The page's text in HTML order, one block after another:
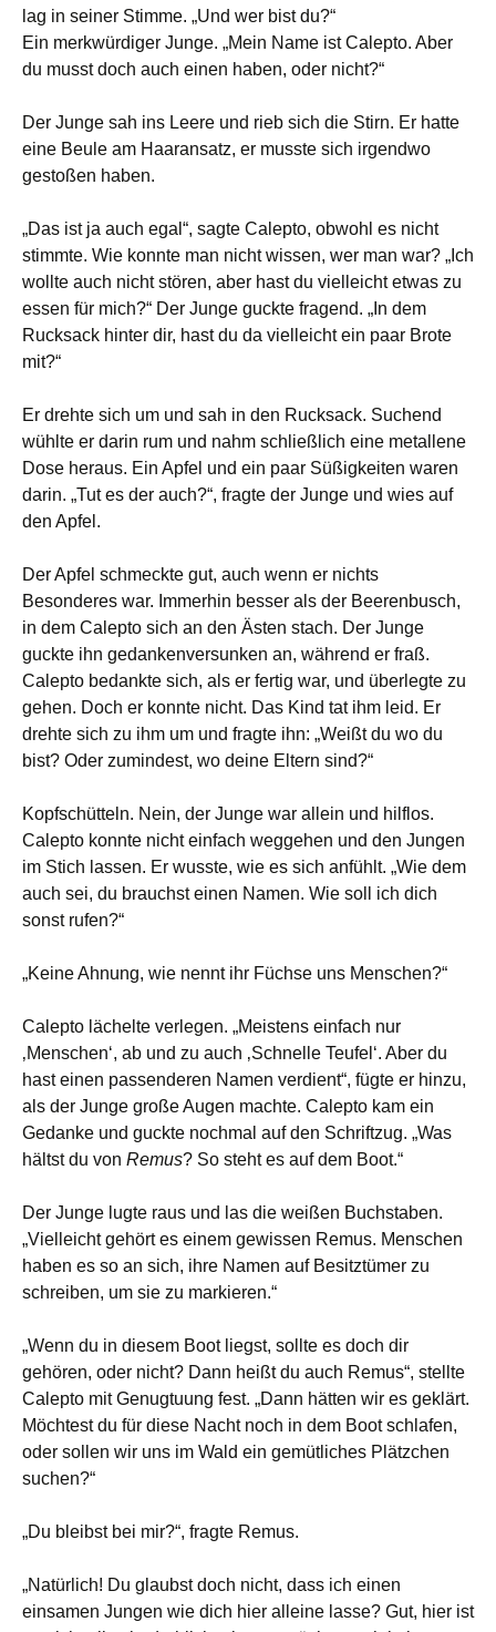
lag in seiner Stimme. „Und wer bist du?“
Ein merkwürdiger Junge. „Mein Name ist Calepto. Aber
du musst doch auch einen haben, oder nicht?“
Der Junge sah ins Leere und rieb sich die Stirn. Er hatte
eine Beule am Haaransatz, er musste sich irgendwo
gestoßen haben.
„Das ist ja auch egal“, sagte Calepto, obwohl es nicht
stimmte. Wie konnte man nicht wissen, wer man war? „Ich
wollte auch nicht stören, aber hast du vielleicht etwas zu
essen für mich?“ Der Junge guckte fragend. „In dem
Rucksack hinter dir, hast du da vielleicht ein paar Brote
mit?“
Er drehte sich um und sah in den Rucksack. Suchend
wühlte er darin rum und nahm schließlich eine metallene
Dose heraus. Ein Apfel und ein paar Süßigkeiten waren
darin. „Tut es der auch?“, fragte der Junge und wies auf
den Apfel.
Der Apfel schmeckte gut, auch wenn er nichts
Besonderes war. Immerhin besser als der Beerenbusch,
in dem Calepto sich an den Ästen stach. Der Junge
guckte ihn gedankenversunken an, während er fraß.
Calepto bedankte sich, als er fertig war, und überlegte zu
gehen. Doch er konnte nicht. Das Kind tat ihm leid. Er
drehte sich zu ihm um und fragte ihn: „Weißt du wo du
bist? Oder zumindest, wo deine Eltern sind?“
Kopfschütteln. Nein, der Junge war allein und hilflos.
Calepto konnte nicht einfach weggehen und den Jungen
im Stich lassen. Er wusste, wie es sich anfühlt. „Wie dem
auch sei, du brauchst einen Namen. Wie soll ich dich
sonst rufen?“
„Keine Ahnung, wie nennt ihr Füchse uns Menschen?“
Calepto lächelte verlegen. „Meistens einfach nur
‚Menschen‘, ab und zu auch ‚Schnelle Teufel‘. Aber du
hast einen passenderen Namen verdient“, fügte er hinzu,
als der Junge große Augen machte. Calepto kam ein
Gedanke und guckte nochmal auf den Schriftzug. „Was
hältst du von Remus? So steht es auf dem Boot.“
Der Junge lugte raus und las die weißen Buchstaben.
„Vielleicht gehört es einem gewissen Remus. Menschen
haben es so an sich, ihre Namen auf Besitztümer zu
schreiben, um sie zu markieren.“
„Wenn du in diesem Boot liegst, sollte es doch dir
gehören, oder nicht? Dann heißt du auch Remus“, stellte
Calepto mit Genugtuung fest. „Dann hätten wir es geklärt.
Möchtest du für diese Nacht noch in dem Boot schlafen,
oder sollen wir uns im Wald ein gemütliches Plätzchen
suchen?“
„Du bleibst bei mir?“, fragte Remus.
„Natürlich! Du glaubst doch nicht, dass ich einen
einsamen Jungen wie dich hier alleine lasse? Gut, hier ist